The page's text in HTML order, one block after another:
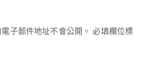
子郵件地址不會公開。 必填欄位標